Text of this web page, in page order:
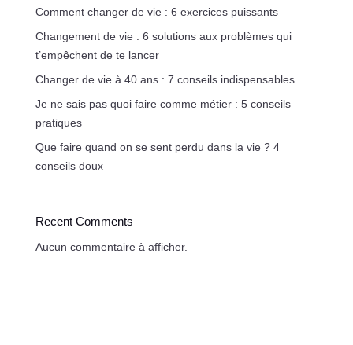
Comment changer de vie : 6 exercices puissants
Changement de vie : 6 solutions aux problèmes qui
t’empêchent de te lancer
Changer de vie à 40 ans : 7 conseils indispensables
Je ne sais pas quoi faire comme métier : 5 conseils
pratiques
Que faire quand on se sent perdu dans la vie ? 4
conseils doux
Recent Comments
Aucun commentaire à afficher.